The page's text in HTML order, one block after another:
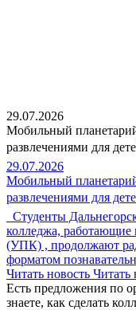
29.07.2026
Мобильный
развлечениями для
29.07.2026
Мобильный
развлечениями для
Студенты
колледжа, работающие
(УПК) , продолжают
форматом
Читать новость Читать
Есть предложения по
знаете, как сделать